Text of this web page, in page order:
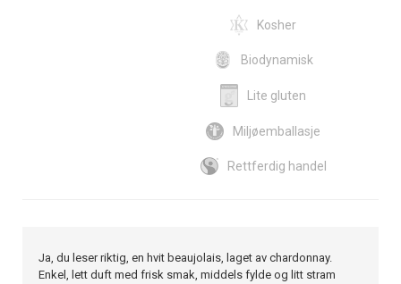
Kosher
Biodynamisk
Lite gluten
Miljøemballasje
Rettferdig handel
Ja, du leser riktig, en hvit beaujolais, laget av chardonnay.
Enkel, lett duft med frisk smak, middels fylde og litt stram